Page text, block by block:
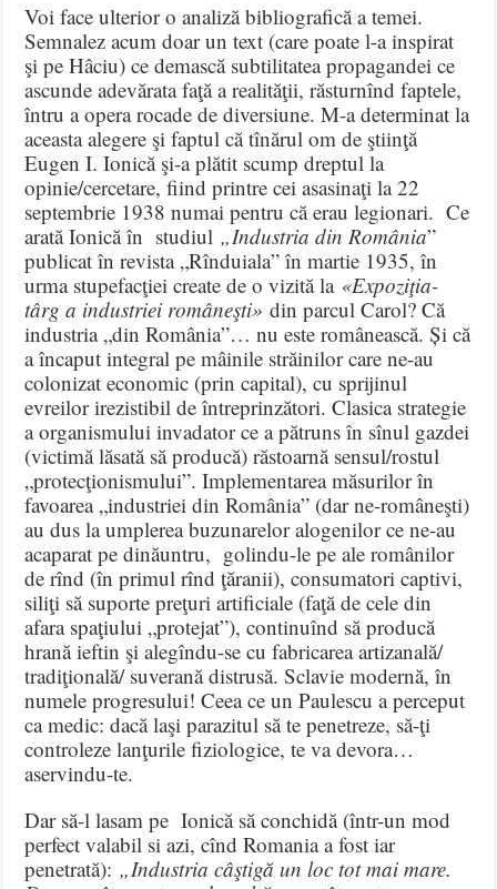
Voi face ulterior o analiză bibliografică a temei.
Semnalez acum doar un text (care poate l-a inspirat
şi pe Hâciu) ce demască subtilitatea propagandei ce
ascunde adevărata faţă a realităţii, răsturnînd faptele,
întru a opera rocade de diversiune. M-a determinat la
aceasta alegere şi faptul că tînărul om de ştiinţă
Eugen I. Ionică şi-a plătit scump dreptul la
opinie/cercetare, fiind printre cei asasinaţi la 22
septembrie 1938 numai pentru că erau legionari. Ce
arată Ionică în studiul „Industria din România”
publicat în revista „Rînduiala” în martie 1935, în
urma stupefacţiei create de o vizită la «Expoziţia-
târg a industriei româneşti» din parcul Carol? Că
industria „din România”… nu este românească. Și că
a încaput integral pe mâinile străinilor care ne-au
colonizat economic (prin capital), cu sprijinul
evreilor irezistibil de întreprinzători. Clasica strategie
a organismului invadator ce a pătruns în sînul gazdei
(victimă lăsată să producă) răstoarnă sensul/rostul
„protecţionismului”. Implementarea măsurilor în
favoarea „industriei din România” (dar ne-româneşti)
au dus la umplerea buzunarelor alogenilor ce ne-au
acaparat pe dinăuntru, golindu-le pe ale românilor
de rînd (în primul rînd ţăranii), consumatori captivi,
siliţi să suporte preţuri artificiale (faţă de cele din
afara spaţiului „protejat”), continuînd să producă
hrană ieftin şi alegîndu-se cu fabricarea artizanală/
tradiţională/ suverană distrusă. Sclavie modernă, în
numele progresului! Ceea ce un Paulescu a perceput
ca medic: dacă laşi parazitul să te penetreze, să-ţi
controleze lanţurile fiziologice, te va devora…
aservindu-te.
Dar să-l lasam pe Ionică să conchidă (într-un mod
perfect valabil si azi, cînd Romania a fost iar
penetrată): „Industria câştigă un loc tot mai mare.